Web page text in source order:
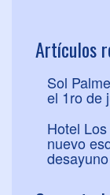
Artículos
Sol
el 1ro de
Hotel
nuevo
desayuno